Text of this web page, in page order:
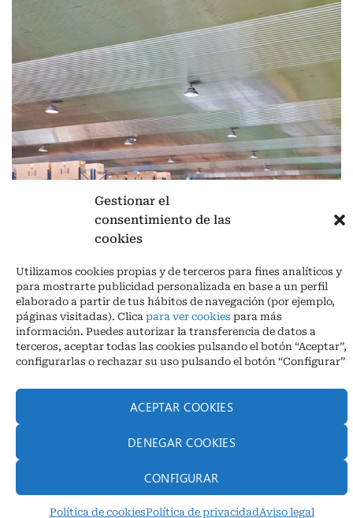
Gestionar el
consentimiento de las
cookies
Utilizamos cookies propias y de terceros para fines analíticos y
para mostrarte publicidad personalizada en base a un perfil
elaborado a partir de tus hábitos de navegación (por ejemplo,
páginas visitadas). Clica para ver cookies para más
información. Puedes autorizar la transferencia de datos a
terceros, aceptar todas las cookies pulsando el botón “Aceptar”,
configurarlas o rechazar su uso pulsando el botón “Configurar”
ACEPTAR COOKIES
DENEGAR COOKIES
CONFIGURAR
Política de cookiesPolítica de privacidadAviso legal
Aviso legal|Política de privacidad
Ctra. A-3132, De Aguilar a A-318 por Moriles km 15,5 M.I. (Córdoba)
España
COORDENADAS: Latitud: 37,40 – Longitud -04,58 | Telf. + 34 957 51
30 68
info@infrico.com Infrico SL 2026©. Diseñado porBabait Technology